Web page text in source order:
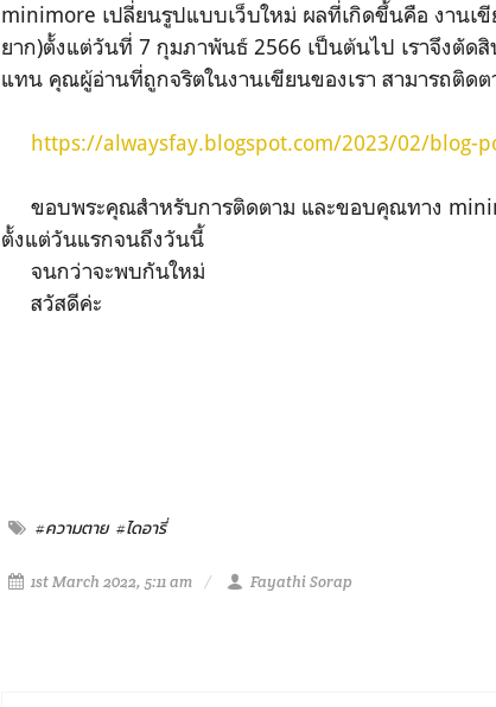
minimore เปลี่ยนรูปแบบเว็บใหม่ ผลที่เกิดขึ้นคือ งานเขี
ยาก)ตั้งแต่วันที่ 7 กุมภาพันธ์ 2566 เป็นต้นไป เราจึงตัดสิ
แทน คุณผู้อ่านที่ถูกจริตในงานเขียนของเรา สามารถติด
https://alwaysfay.blogspot.com/2023/02/blog-
ขอบพระคุณสำหรับการติดตาม และขอบคุณทาง
ตั้งแต่วันแรกจนถึงวันนี้
จนกว่าจะพบกันใหม่
สวัสดีค่ะ
#ความตาย #ไดอารี่
1st March 2022, 5:11 am Fayathi Sorap